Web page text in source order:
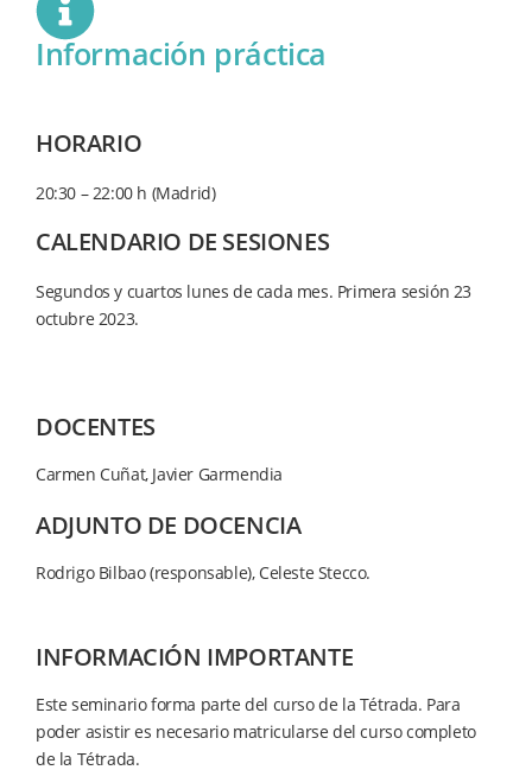
Información práctica
HORARIO
20:30 – 22:00 h (Madrid)
CALENDARIO DE SESIONES
Segundos y cuartos lunes de cada mes. Primera sesión 23
octubre 2023.
DOCENTES
Carmen Cuñat, Javier Garmendia
ADJUNTO DE DOCENCIA
Rodrigo Bilbao (responsable), Celeste Stecco.
INFORMACIÓN IMPORTANTE
Este seminario forma parte del curso de la Tétrada. Para
poder asistir es necesario matricularse del curso completo
de la Tétrada.